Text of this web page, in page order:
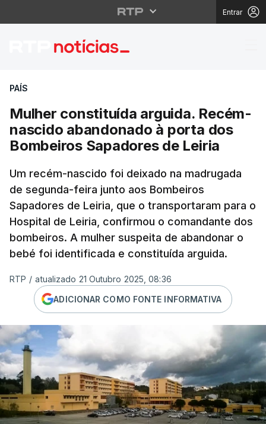
Entrar
Mulher constituída
PAÍS
Mulher constituída arguida. Recém-
nascido abandonado à porta dos
Bombeiros Sapadores de Leiria
Um recém-nascido foi deixado na madrugada
de segunda-feira junto aos Bombeiros
Sapadores de Leiria, que o transportaram para o
Hospital de Leiria, confirmou o comandante dos
bombeiros. A mulher suspeita de abandonar o
bebé foi identificada e constituída arguida.
RTP / atualizado 21 Outubro 2025, 08:36
ADICIONAR COMO FONTE INFORMATIVA